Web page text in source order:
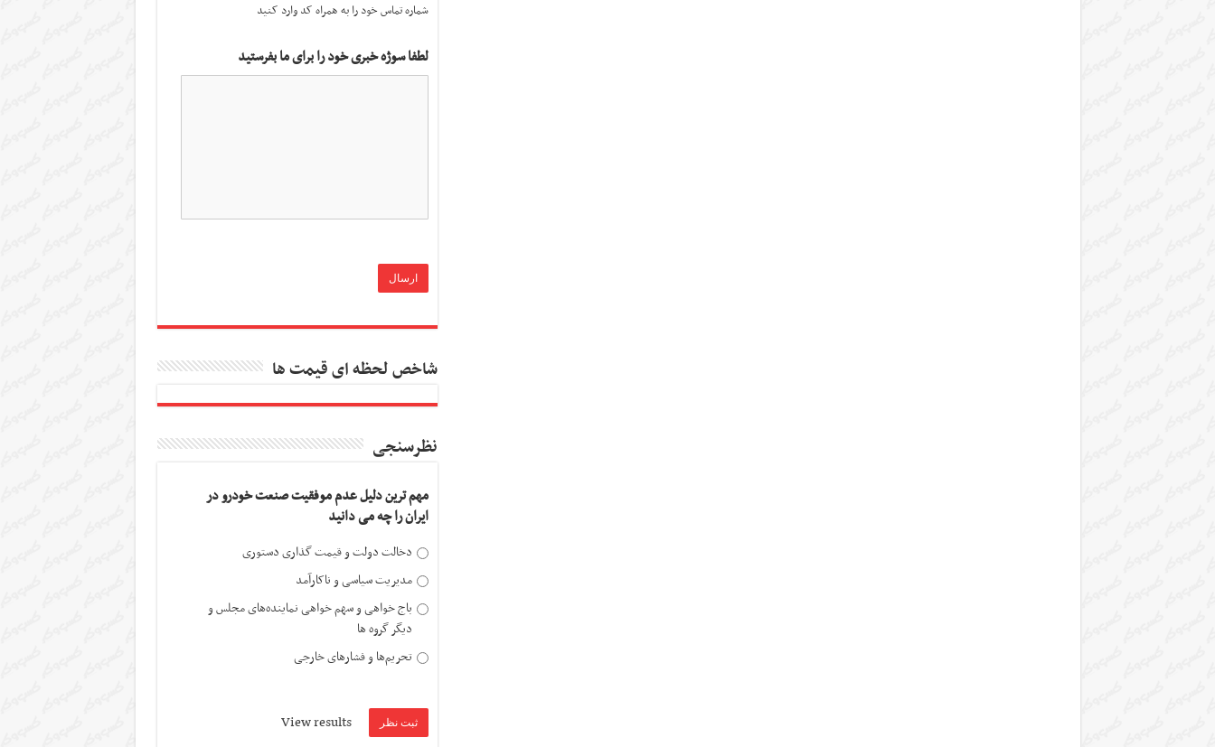
شماره تماس خود را به همراه کد وارد کنید
لطفا سوژه خبری خود را برای ما بفرستید
شاخص لحظه ای قیمت ها
نظرسنجی
مهم ترین دلیل عدم موفقیت صنعت خودرو در
ایران را چه می دانید
دخالت دولت و قیمت گذاری دستوری
مدیریت سیاسی و ناکارآمد
باج خواهی و سهم خواهی نماینده‌های مجلس و
دیگر گروه ها
تحریم‌ها و فشارهای خارجی
View results